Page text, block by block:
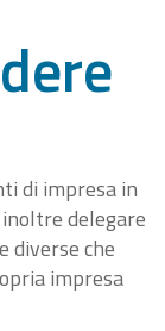
di impresa in
inoltre delegare
diverse che
impresa